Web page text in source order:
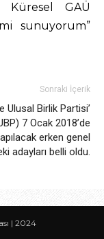
GAÜ
sunuyorum”
Sonraki İçerik
Ulusal Birlik Partisi’
7 Ocak 2018’de
erken genel
adayları belli oldu.
| 2024